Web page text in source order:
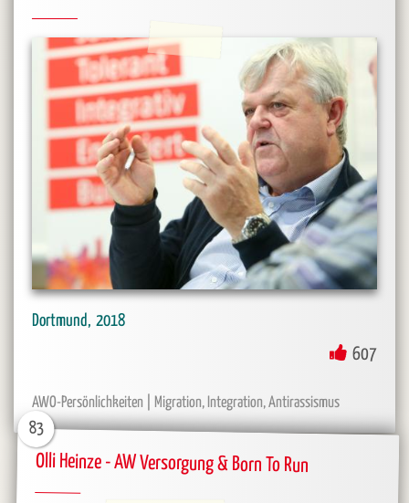
Dortmund 2018
607
AWO-Persönlichkeiten Migration, Integration, Antirassismus
Olli Heinze - AW Versorgung & Born To Run
83